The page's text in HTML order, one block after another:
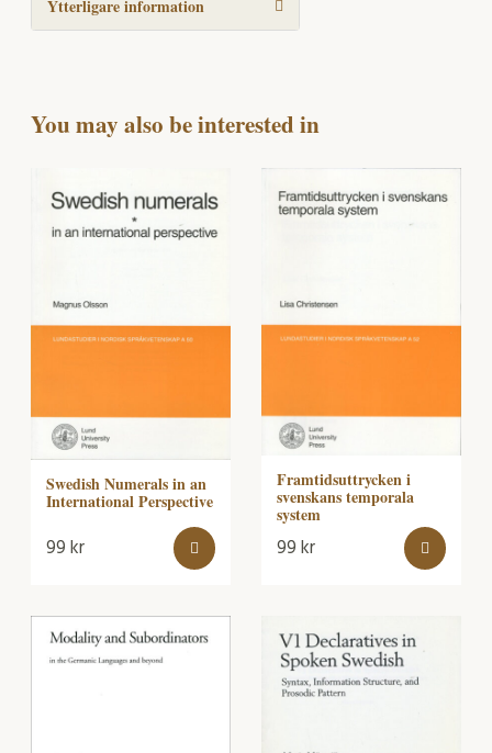
Ytterligare information
You may also be interested in
Swedish Numerals in an
International Perspective
99kr
Framtidsuttrycken i
svenskans temporala
system
99kr